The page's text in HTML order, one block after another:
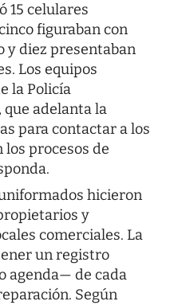
15 celulares
figuraban con
y diez presentaban
Los equipos
la Policía
adelanta la
para contactar a los
procesos de
hicieron
y
comerciales. La
un registro
agenda— de cada
Según